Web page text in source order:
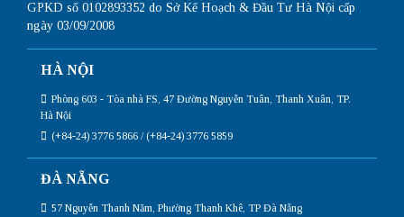
GPKD số 0102893352 do Sở Kế Hoạch & Đầu Tư Hà Nội cấp
ngày 03/09/2008
HÀ NỘI
Phòng 603 - Tòa nhà FS, 47 Đường Nguyễn Tuân, Thanh Xuân, TP.
Hà Nội
(+84-24) 3776 5866 / (+84-24) 3776 5859
ĐÀ NẴNG
57 Nguyễn Thanh Năm, Phường Thanh Khê, TP Đà Nẵng